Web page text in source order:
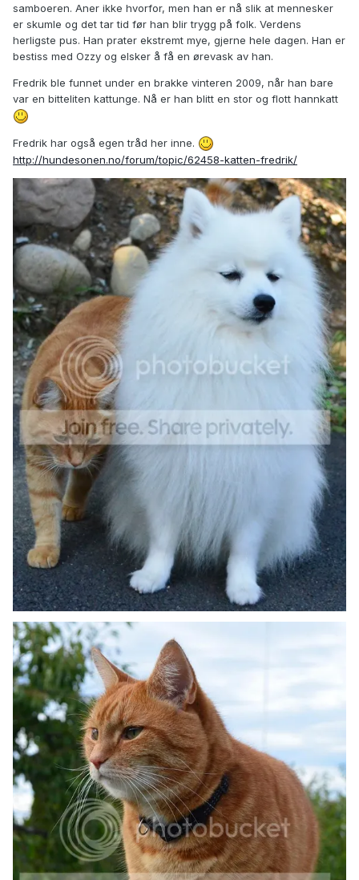
samboeren. Aner ikke hvorfor, men han er nå slik at mennesker
er skumle og det tar tid før han blir trygg på folk. Verdens
herligste pus. Han prater ekstremt mye, gjerne hele dagen. Han er
bestiss med Ozzy og elsker å få en ørevask av han.
Fredrik ble funnet under en brakke vinteren 2009, når han bare
var en bitteliten kattunge. Nå er han blitt en stor og flott hannkatt
Fredrik har også egen tråd her inne.
http://hundesonen.no/forum/topic/62458-katten-fredrik/